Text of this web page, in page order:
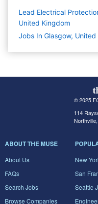
Lead Electrical
United Kingdom
Jobs In Glasgow, United
© 2025
114
ABOUT THE MUSE
About Us
FAQs
Search Jobs
Browse Companies
New
San
Seattle